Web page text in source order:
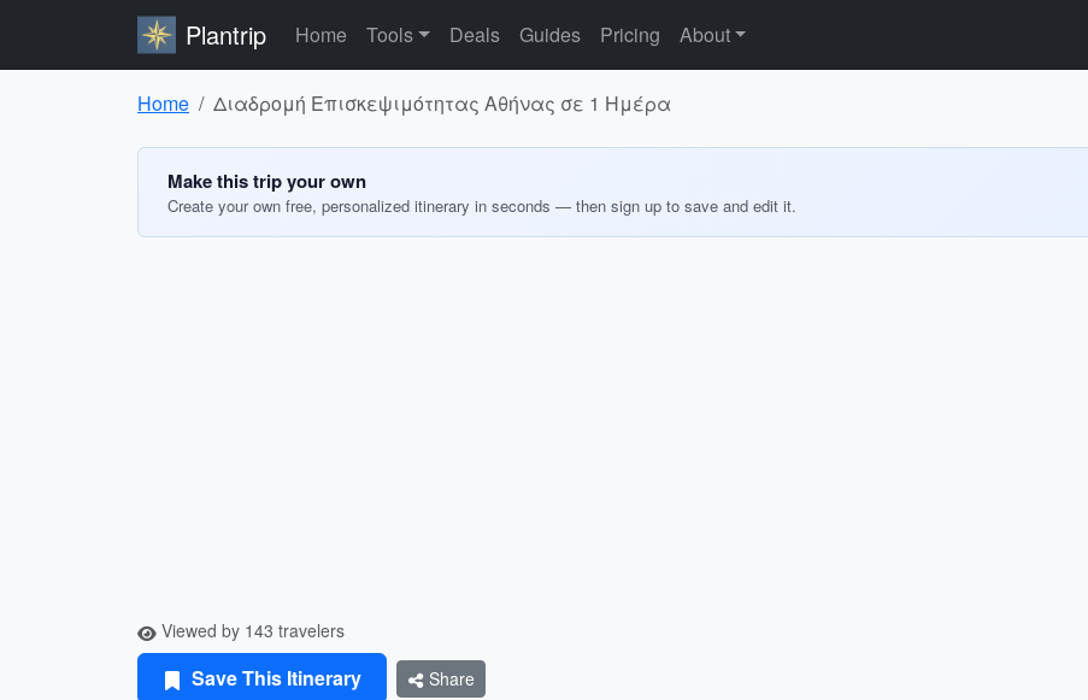
Plantrip Home Tools Deals Guides Pricing About
Home Διαδρομή Επισκεψιμότητας Αθήνας σε 1 Ημέρα
Make this trip your own
Create your own free, personalized itinerary in seconds — then sign up to save and edit it.
Viewed by 143 travelers
Save This Itinerary Share